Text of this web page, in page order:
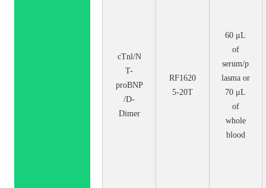
cTnl/N
T-
proBNP
/D-
Dimer
RF1620
5-20T
60 μL
of
serum/p
lasma or
70 μL
of
whole
blood